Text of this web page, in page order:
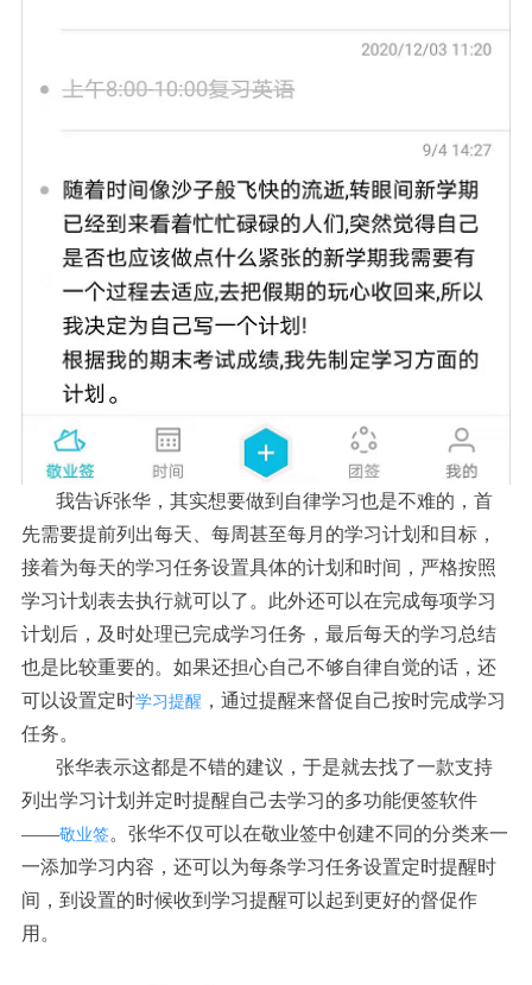
我告诉张华，其实想要做到自律学习也是不难的，首
先需要提前列出每天、每周甚至每月的学习计划和目标，
接着为每天的学习任务设置具体的计划和时间，严格按照
学习计划表去执行就可以了。此外还可以在完成每项学习
计划后，及时处理已完成学习任务，最后每天的学习总结
也是比较重要的。如果还担心自己不够自律自觉的话，还
可以设置定时学习提醒 ，通过提醒来督促自己按时完成学习
任务。
张华表示这都是不错的建议，于是就去找了一款支持
列出学习计划并定时提醒自己去学习的多功能便签软件
——敬业签。张华不仅可以在敬业签中创建不同的分类来一
一添加学习内容，还可以为每条学习任务设置定时提醒时
间，到设置的时候收到学习提醒可以起到更好的督促作
用。